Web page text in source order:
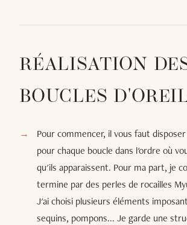
RÉALISATION
BOUCLES
Pour commencer, il vous faut
pour chaque boucle dans l'ordre où
qu'ils apparaissent. Pour ma part, je
termine par des perles de rocailles
J'ai choisi plusieurs éléments
sequins, pompons... Je garde une